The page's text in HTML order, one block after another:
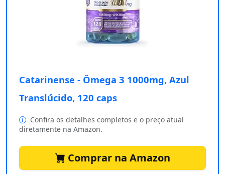
Catarinense - Ômega 3 1000mg, Azul
Translúcido, 120 caps
Confira os detalhes completos e o preço atual
diretamente na Amazon.
Comprar na Amazon